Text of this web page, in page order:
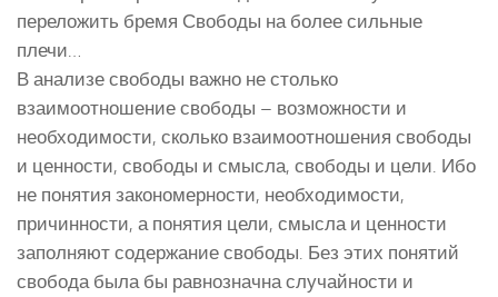
переложить бремя Свободы на более сильные
плечи…
В анализе свободы важно не столько
взаимоотношение свободы – возможности и
необходимости, сколько взаимоотношения свободы
и ценности, свободы и смысла, свободы и цели. Ибо
не понятия закономерности, необходимости,
причинности, а понятия цели, смысла и ценности
заполняют содержание свободы. Без этих понятий
свобода была бы равнозначна случайности и